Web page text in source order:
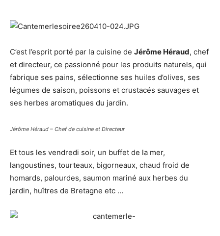
C’est l’esprit porté par la cuisine de Jérôme Héraud, chef
et directeur, ce passionné pour les produits naturels, qui
fabrique ses pains, sélectionne ses huiles d’olives, ses
légumes de saison, poissons et crustacés sauvages et
ses herbes aromatiques du jardin.
Jérôme Héraud – Chef de cuisine et Directeur
Et tous les vendredi soir, un buffet de la mer,
langoustines, tourteaux, bigorneaux, chaud froid de
homards, palourdes, saumon mariné aux herbes du
jardin, huîtres de Bretagne etc …